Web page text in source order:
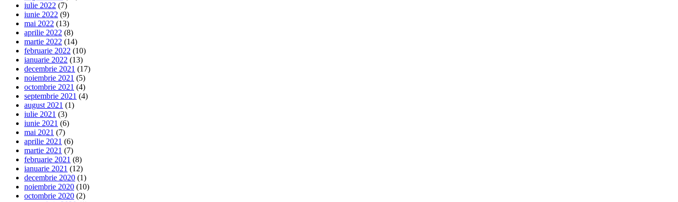
iulie 2022 (7)
iunie 2022 (9)
mai 2022 (13)
aprilie 2022 (8)
martie 2022 (14)
februarie 2022 (10)
ianuarie 2022 (13)
decembrie 2021 (17)
noiembrie 2021 (5)
octombrie 2021 (4)
septembrie 2021 (4)
august 2021 (1)
iulie 2021 (3)
iunie 2021 (6)
mai 2021 (7)
aprilie 2021 (6)
martie 2021 (7)
februarie 2021 (8)
ianuarie 2021 (12)
decembrie 2020 (1)
noiembrie 2020 (10)
octombrie 2020 (2)